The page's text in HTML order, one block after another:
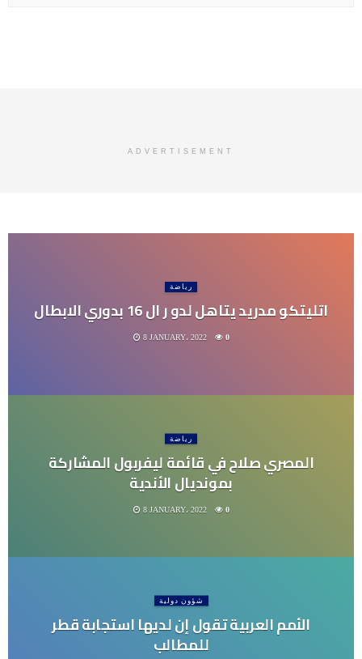
ADVERTISEMENT
رياضة
اتليتكو مدريد يتاهل لدو ر ال 16 بدوري الابطال
8 JANUARY، 2022 0
رياضة
المصري صلاح في قائمة ليفربول المشاركة
بمونديال الأندية
8 JANUARY، 2022 0
شؤون دولية
الأمم العربية تقول إن لديها استجابة قطر
للمطالب